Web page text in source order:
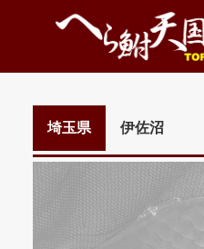
埼玉県 伊佐沼